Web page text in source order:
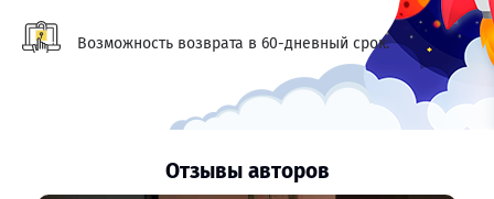
Возможность возврата в 60-дневный срок.
Отзывы авторов